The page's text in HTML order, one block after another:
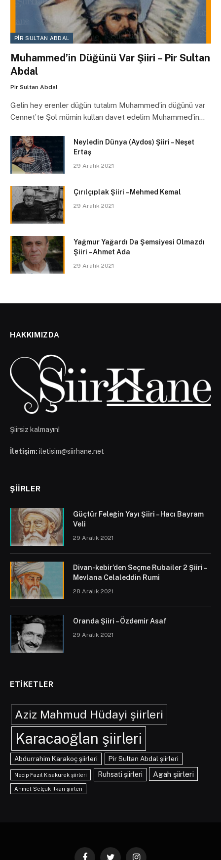
PIR SULTAN ABDAL
Muhammed’in Düğünü Var Şiiri – Pir Sultan
Abdal
Pir Sultan Abdal
Gelin hey erenler düğün tutalım Muhammed’in düğünü var
Cennet’te Şol mümin kulları davet edelim Muhammed’in…
Neyledin Dünya (Aydos) Şiiri – Neşet
Ertaş
29 Aralık 2021
Çırılçıplak Şiiri – Mehmed Kemal
29 Aralık 2021
Yağmur Yağardı Da Şemsiyesi Olmazdı
Şiiri – Ahmet Ada
29 Aralık 2021
HAKKIMIZDA
Şiirsiz kalmayın!
İletişim: iletisim@siirhane.net
ŞIIRLER
Güçtür Feleğin Yayı Şiiri – Hacı Bayram
Veli
29 Aralık 2021
Divan-kebir’den Seçme Rubailer 2 Şiiri –
Mevlana Celaleddin Rumi
28 Aralık 2021
Oranda Şiiri – Özdemir Asaf
29 Aralık 2021
ETIKETLER
Aziz Mahmud Hüdayi şiirleri
Karacaoğlan şiirleri
Abdurrahim Karakoç şiirleri Pir Sultan Abdal şiirleri
Necip Fazıl Kısakürek şiirleri Ruhsati şiirleri Agah şiirleri
Ahmet Selçuk İlkan şiirleri